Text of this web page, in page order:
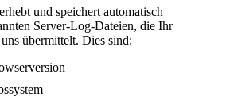
und speichert automatisch
Server-Log-Dateien, die Ihr
übermittelt. Dies sind: